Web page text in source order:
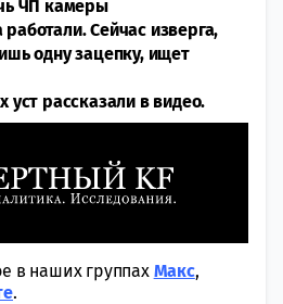
ЧП камеры
Сейчас изверга,
одну зацепку, ищет
уст рассказали в видео.
в наших группах Макс,
.